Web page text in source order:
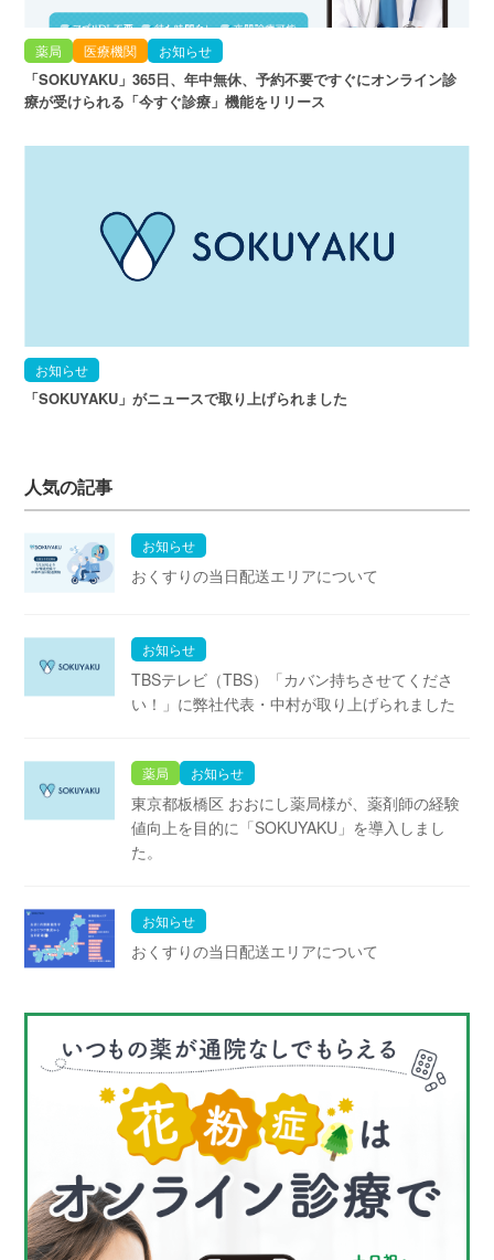
薬局 医療機関 お知らせ
「SOKUYAKU」365日、年中無休、予約不要ですぐにオンライン診
療が受けられる「今すぐ診療」機能をリリース
お知らせ
「SOKUYAKU」がニュースで取り上げられました
人気の記事
お知らせ
おくすりの当日配送エリアについて
お知らせ
TBSテレビ（TBS）「カバン持ちさせてくださ
い！」に弊社代表・中村が取り上げられました
薬局 お知らせ
東京都板橋区 おおにし薬局様が、薬剤師の経験
値向上を目的に「SOKUYAKU」を導入しまし
た。
お知らせ
おくすりの当日配送エリアについて